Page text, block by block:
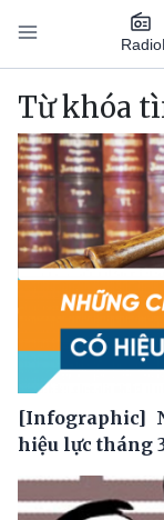
Nhảy đến nội dung
Radio
Main
Từ khóa
[Infographic]
hiệu lực tháng